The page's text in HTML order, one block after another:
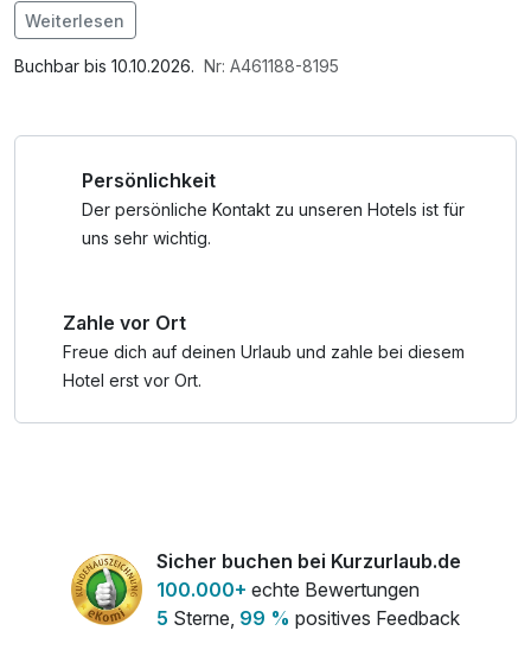
*Suppe mit Gebäck, Kindergericht, Tagesgericht und
Omas Kuchen
Gratisleistungen: Berg- und Talfahrt mit Bergbahn, tägliche
Fahrt mit der TschutschuBahn uvm
Ermäßigungen bei: Pferdekutschenfahrten, Katschberg
*** alkoholfreie Getränke vom Getränkebrunnen sowie
Tischwein & Fassbier von 10 - 20 Uhr
Im Angebot enthalten
1 x Welcome Drink, 1 Flasche Mineralwasser, Nutzung des
Weiterlesen
Buchbar bis 10.10.2026. Nr: A461188-8195
Persönlichkeit
Der persönliche Kontakt zu unseren Hotels ist für
uns sehr wichtig.
Zahle vor Ort
Freue dich auf deinen Urlaub und zahle bei diesem
Hotel erst vor Ort.
Sicher buchen bei Kurzurlaub.de
100.000+ echte Bewertungen
5 Sterne, 99 % positives Feedback